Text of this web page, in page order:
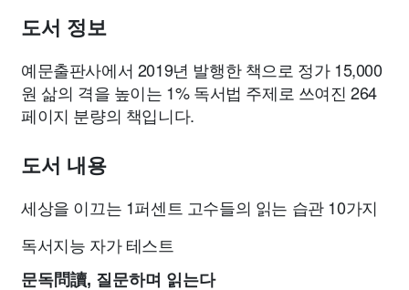
도서 정보
예문출판사에서 2019년 발행한 책으로 정가 15,000
원 삶의 격을 높이는 1% 독서법 주제로 쓰여진 264
페이지 분량의 책입니다.
도서 내용
세상을 이끄는 1퍼센트 고수들의 읽는 습관 10가지
독서지능 자가 테스트
문독問讀, 질문하며 읽는다